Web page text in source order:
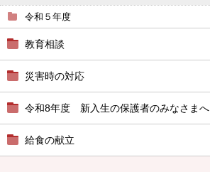
令和５年度
教育相談
災害時の対応
令和8年度 新入生の保護者のみなさまへ
給食の献立